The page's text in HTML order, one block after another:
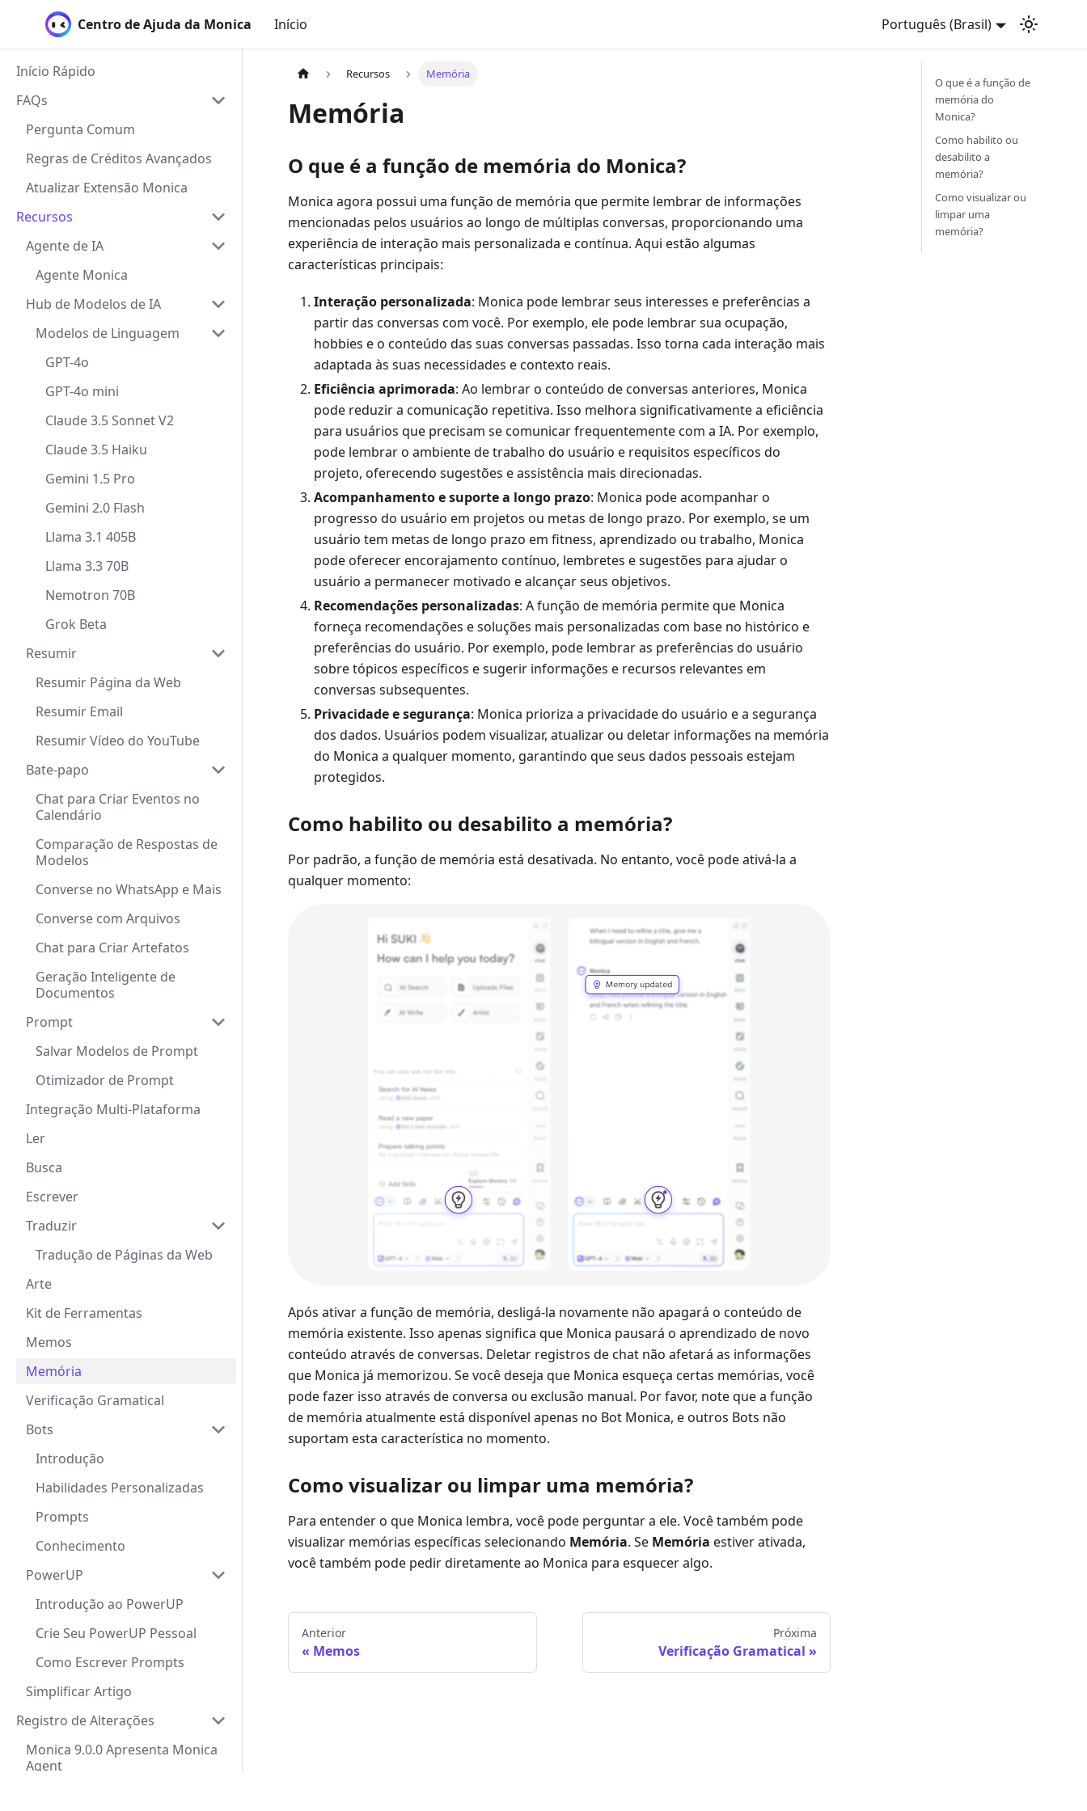
Centro de Ajuda da Monica Início Português (Brasil)
Início Rápido
FAQs
Pergunta Comum
Regras de Créditos Avançados
Atualizar Extensão Monica
Recursos
Agente de IA
Agente Monica
Hub de Modelos de IA
Modelos de Linguagem
GPT-4o
GPT-4o mini
Claude 3.5 Sonnet V2
Claude 3.5 Haiku
Gemini 1.5 Pro
Gemini 2.0 Flash
Llama 3.1 405B
Llama 3.3 70B
Nemotron 70B
Grok Beta
Resumir
Resumir Página da Web
Resumir Email
Resumir Vídeo do YouTube
Bate-papo
Chat para Criar Eventos no
Calendário
Comparação de Respostas de
Modelos
Converse no WhatsApp e Mais
Converse com Arquivos
Chat para Criar Artefatos
Geração Inteligente de
Documentos
Prompt
Salvar Modelos de Prompt
Otimizador de Prompt
Integração Multi-Plataforma
Ler
Busca
Escrever
Traduzir
Tradução de Páginas da Web
Arte
Kit de Ferramentas
Memos
Memória
Verificação Gramatical
Bots
Introdução
Habilidades Personalizadas
Prompts
Conhecimento
PowerUP
Introdução ao PowerUP
Crie Seu PowerUP Pessoal
Como Escrever Prompts
Simplificar Artigo
Registro de Alterações
Monica 9.0.0 Apresenta Monica
Agent
Recursos Memória
Memória
O que é a função de memória do Monica?
Monica agora possui uma função de memória que permite lembrar de informações
mencionadas pelos usuários ao longo de múltiplas conversas, proporcionando uma
experiência de interação mais personalizada e contínua. Aqui estão algumas
características principais:
Interação personalizada: Monica pode lembrar seus interesses e preferências a
partir das conversas com você. Por exemplo, ele pode lembrar sua ocupação,
hobbies e o conteúdo das suas conversas passadas. Isso torna cada interação mais
adaptada às suas necessidades e contexto reais.
Eficiência aprimorada: Ao lembrar o conteúdo de conversas anteriores, Monica
pode reduzir a comunicação repetitiva. Isso melhora significativamente a eficiência
para usuários que precisam se comunicar frequentemente com a IA. Por exemplo,
pode lembrar o ambiente de trabalho do usuário e requisitos específicos do
projeto, oferecendo sugestões e assistência mais direcionadas.
Acompanhamento e suporte a longo prazo: Monica pode acompanhar o
progresso do usuário em projetos ou metas de longo prazo. Por exemplo, se um
usuário tem metas de longo prazo em fitness, aprendizado ou trabalho, Monica
pode oferecer encorajamento contínuo, lembretes e sugestões para ajudar o
usuário a permanecer motivado e alcançar seus objetivos.
Recomendações personalizadas: A função de memória permite que Monica
forneça recomendações e soluções mais personalizadas com base no histórico e
preferências do usuário. Por exemplo, pode lembrar as preferências do usuário
sobre tópicos específicos e sugerir informações e recursos relevantes em
conversas subsequentes.
Privacidade e segurança: Monica prioriza a privacidade do usuário e a segurança
dos dados. Usuários podem visualizar, atualizar ou deletar informações na memória
do Monica a qualquer momento, garantindo que seus dados pessoais estejam
protegidos.
Como habilito ou desabilito a memória?
Por padrão, a função de memória está desativada. No entanto, você pode ativá-la a
qualquer momento:
Após ativar a função de memória, desligá-la novamente não apagará o conteúdo de
memória existente. Isso apenas significa que Monica pausará o aprendizado de novo
conteúdo através de conversas. Deletar registros de chat não afetará as informações
que Monica já memorizou. Se você deseja que Monica esqueça certas memórias, você
pode fazer isso através de conversa ou exclusão manual. Por favor, note que a função
de memória atualmente está disponível apenas no Bot Monica, e outros Bots não
suportam esta característica no momento.
Como visualizar ou limpar uma memória?
Para entender o que Monica lembra, você pode perguntar a ele. Você também pode
visualizar memórias específicas selecionando Memória. Se Memória estiver ativada,
você também pode pedir diretamente ao Monica para esquecer algo.
Anterior
Memos
Próxima
Verificação Gramatical
O que é a função de
memória do
Monica?
Como habilito ou
desabilito a
memória?
Como visualizar ou
limpar uma
memória?